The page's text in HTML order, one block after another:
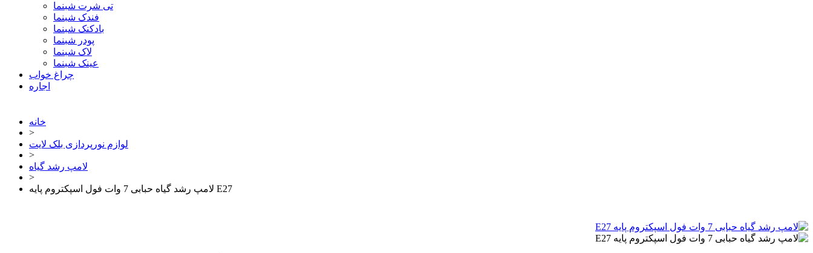
تی شرت شبنما
فندک شبنما
بادکنک شبنما
پودر شبنما
لاک شبنما
عینک شبنما
چراغ خواب
اجاره
خانه
>
لوازم نورپردازی بلک لایت
>
لامپ رشد گیاه
>
لامپ رشد گیاه حبابی 7 وات فول اسپکتروم پایه E27